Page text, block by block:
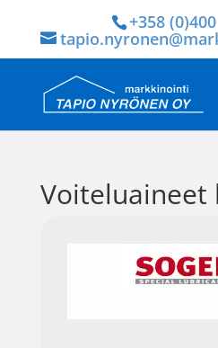
+358
Voiteluaineet